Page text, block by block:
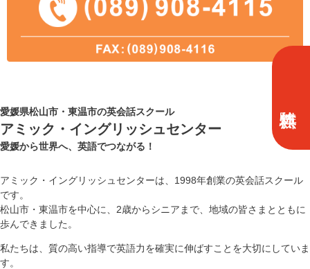
愛媛県松山市・東温市の英会話スクール
アミック・イングリッシュセンター
愛媛から世界へ、英語でつながる！
アミック・イングリッシュセンターは、1998年創業の英会話スクール
です。
松山市・東温市を中心に、2歳からシニアまで、地域の皆さまとともに
歩んできました。
私たちは、質の高い指導で英語力を確実に伸ばすことを大切にしていま
す。